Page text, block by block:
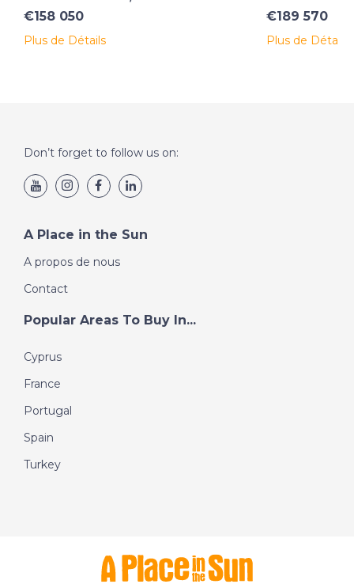
€158 050
Plus de Détails
€189 570
Plus de Détails
Don’t forget to follow us on:
A Place in the Sun
A propos de nous
Contact
Popular Areas To Buy In...
Cyprus
France
Portugal
Spain
Turkey